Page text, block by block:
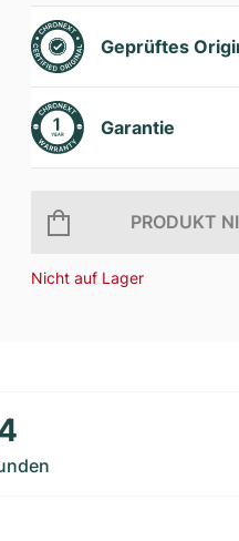
Geprüftes
Garantie
PRODUKT
Nicht auf Lager